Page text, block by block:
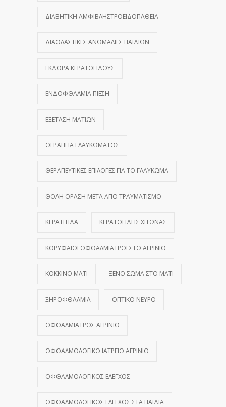
ΔΙΑΒΗΤΙΚΉ ΑΜΦΙΒΛΗΣΤΡΟΕΙΔΟΠΆΘΕΙΑ
ΔΙΑΘΛΑΣΤΙΚΈΣ ΑΝΩΜΑΛΊΕΣ ΠΑΙΔΙΏΝ
ΕΚΔΟΡΆ ΚΕΡΑΤΟΕΙΔΟΎΣ
ΕΝΔΟΦΘΆΛΜΙΑ ΠΊΕΣΗ
ΕΞΈΤΑΣΗ ΜΑΤΙΏΝ
ΘΕΡΑΠΕΊΑ ΓΛΑΥΚΏΜΑΤΟΣ
ΘΕΡΑΠΕΥΤΙΚΈΣ ΕΠΙΛΟΓΈΣ ΓΙΑ ΤΟ ΓΛΑΎΚΩΜΑ
ΘΟΛΉ ΌΡΑΣΗ ΜΕΤΆ ΑΠΌ ΤΡΑΥΜΑΤΙΣΜΌ
ΚΕΡΑΤΊΤΙΔΑ ΚΕΡΑΤΟΕΙΔΉΣ ΧΙΤΏΝΑΣ
ΚΟΡΥΦΑΊΟΙ ΟΦΘΑΛΜΊΑΤΡΟΙ ΣΤΟ ΑΓΡΊΝΙΟ
ΚΌΚΚΙΝΟ ΜΆΤΙ ΞΈΝΟ ΣΏΜΑ ΣΤΟ ΜΆΤΙ
ΞΗΡΟΦΘΑΛΜΊΑ ΟΠΤΙΚΌ ΝΕΎΡΟ
ΟΦΘΑΛΜΊΑΤΡΟΣ ΑΓΡΊΝΙΟ
ΟΦΘΑΛΜΟΛΟΓΙΚΌ ΙΑΤΡΕΊΟ ΑΓΡΊΝΙΟ
ΟΦΘΑΛΜΟΛΟΓΙΚΌΣ ΈΛΕΓΧΟΣ
ΟΦΘΑΛΜΟΛΟΓΙΚΌΣ ΈΛΕΓΧΟΣ ΣΤΑ ΠΑΙΔΙΆ